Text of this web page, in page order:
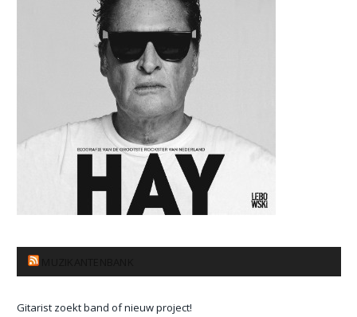
Gitarist zoekt band of nieuw project!